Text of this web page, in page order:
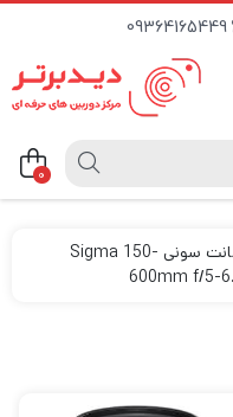
09364165449
0
لنز سیگما مانت سونی Sigma 150-
600mm f/5-